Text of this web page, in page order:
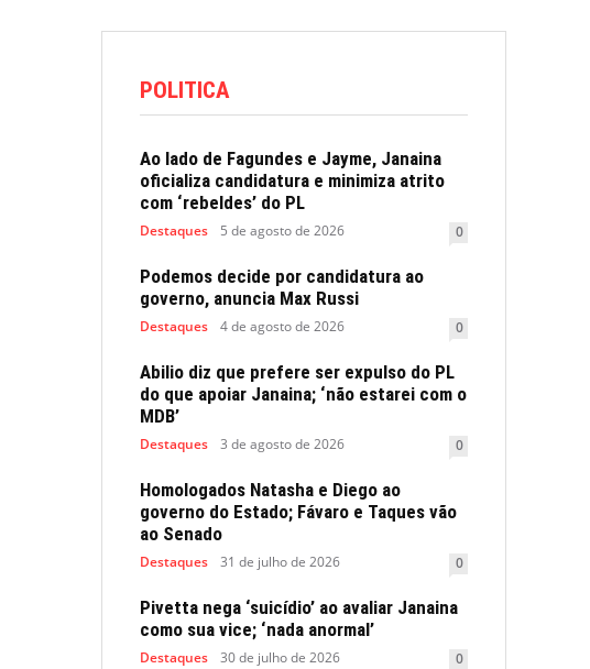
POLITICA
Ao lado de Fagundes e Jayme, Janaina
oficializa candidatura e minimiza atrito
com ‘rebeldes’ do PL
Destaques 5 de agosto de 2026 0
Podemos decide por candidatura ao
governo, anuncia Max Russi
Destaques 4 de agosto de 2026 0
Abilio diz que prefere ser expulso do PL
do que apoiar Janaina; ‘não estarei com o
MDB’
Destaques 3 de agosto de 2026 0
Homologados Natasha e Diego ao
governo do Estado; Fávaro e Taques vão
ao Senado
Destaques 31 de julho de 2026 0
Pivetta nega ‘suicídio’ ao avaliar Janaina
como sua vice; ‘nada anormal’
Destaques 30 de julho de 2026 0